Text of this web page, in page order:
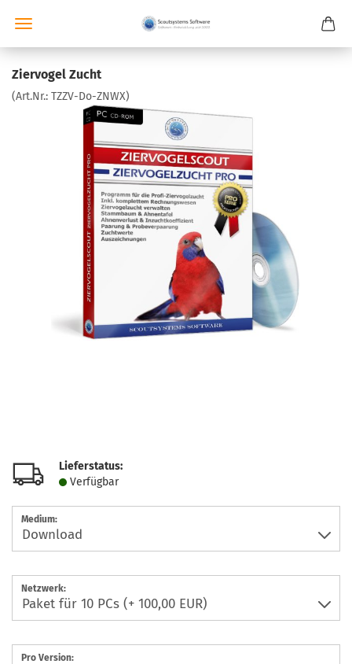
Ziervogel Zucht
(Art.Nr.: TZZV-Do-ZNWX)
Lieferstatus:
Verfügbar
Medium:
Netzwerk:
Pro Version: